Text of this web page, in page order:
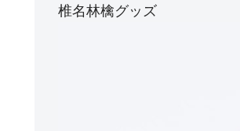
椎名林檎グッズ